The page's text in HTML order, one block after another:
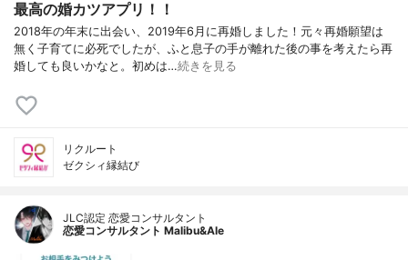
最高の婚カツアプリ！！
2018年の年末に出会い、2019年6月に再婚しました！元々再婚願望は
無く子育てに必死でしたが、ふと息子の手が離れた後の事を考えたら再
婚しても良いかなと。初めは…続きを見る
リクルート
ゼクシィ縁結び
JLC認定 恋愛コンサルタント
恋愛コンサルタント Malibu&Ale